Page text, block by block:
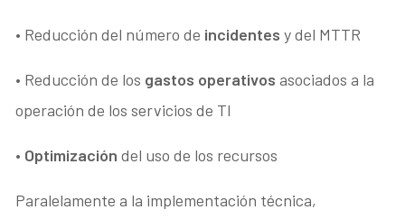
• Reducción del número de incidentesy del MTTR
• Reducción de los gastos operativos asociados a la
operación de los servicios de TI
• Optimización del uso de los recursos
Paralelamente a la implementación técnica,